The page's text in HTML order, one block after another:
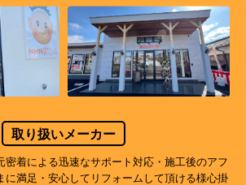
取り扱いメーカー
密着による迅速なサポート対応・施工後のアフ
に満足・安心してリフォームして頂ける様心掛